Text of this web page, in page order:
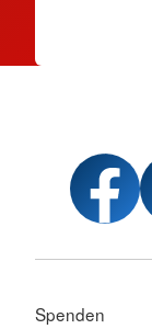
Spenden